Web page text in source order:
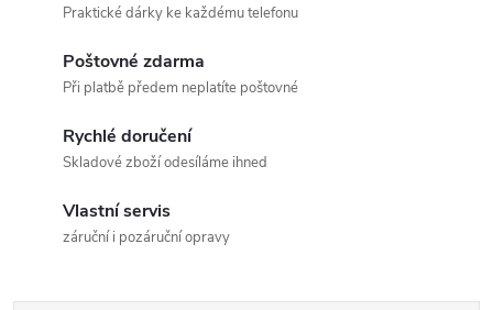
Praktické dárky ke každému telefonu
Poštovné zdarma
Při platbě předem neplatíte poštovné
Rychlé doručení
Skladové zboží odesíláme ihned
Vlastní servis
záruční i pozáruční opravy